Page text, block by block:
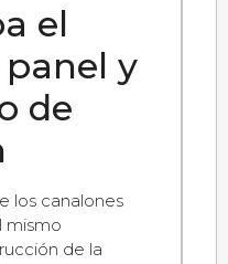
el
y
de
los canalones
mismo
de la